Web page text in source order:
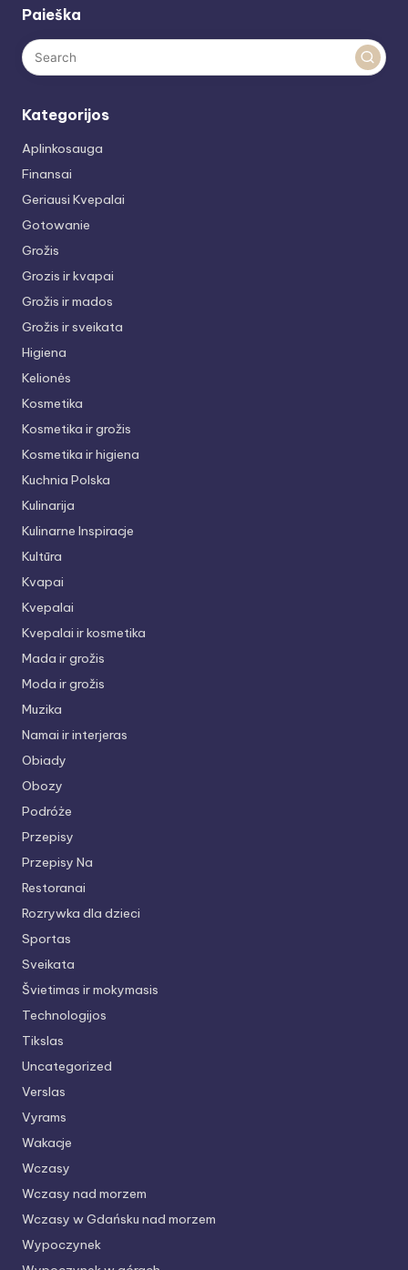
Paieška
Kategorijos
Aplinkosauga
Finansai
Geriausi Kvepalai
Gotowanie
Grožis
Grozis ir kvapai
Grožis ir mados
Grožis ir sveikata
Higiena
Kelionės
Kosmetika
Kosmetika ir grožis
Kosmetika ir higiena
Kuchnia Polska
Kulinarija
Kulinarne Inspiracje
Kultūra
Kvapai
Kvepalai
Kvepalai ir kosmetika
Mada ir grožis
Moda ir grožis
Muzika
Namai ir interjeras
Obiady
Obozy
Podróże
Przepisy
Przepisy Na
Restoranai
Rozrywka dla dzieci
Sportas
Sveikata
Švietimas ir mokymasis
Technologijos
Tikslas
Uncategorized
Verslas
Vyrams
Wakacje
Wczasy
Wczasy nad morzem
Wczasy w Gdańsku nad morzem
Wypoczynek